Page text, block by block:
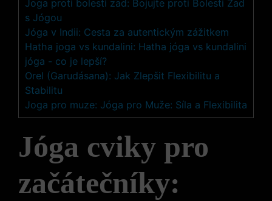
Joga proti bolesti zad: Bojujte proti Bolesti Zad
s Jógou
Jóga v Indii: Cesta za autentickým zážitkem
Hatha joga vs kundalini: Hatha jóga vs kundalini
jóga - co je lepší?
Orel (Garudásana): Jak Zlepšit Flexibilitu a
Stabilitu
Joga pro muze: Jóga pro Muže: Síla a Flexibilita
Jóga cviky pro
začátečníky: